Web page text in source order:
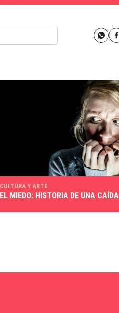
CULTURA Y ARTE
EL MIEDO: HISTORIA DE UNA CAÍDA